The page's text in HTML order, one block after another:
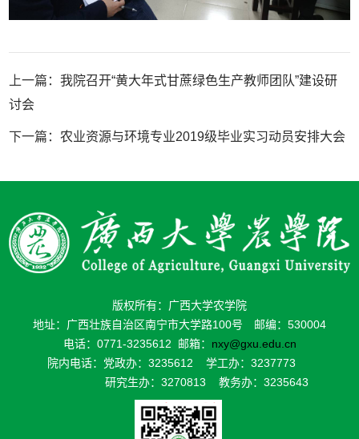
上一篇：我院召开“黄大年式甘蔗绿色生产教师团队”建设研
讨会
下一篇：农业资源与环境专业2019级毕业实习动员安排大会
版权所有：广西大学农学院
地址：广西壮族自治区南宁市大学路100号 邮编：530004
电话：0771-3235612 邮箱： nxy@gxu.edu.cn
院内电话：党政办：3235612 学工办：3237773
研究生办：3270813 教务办：3235643